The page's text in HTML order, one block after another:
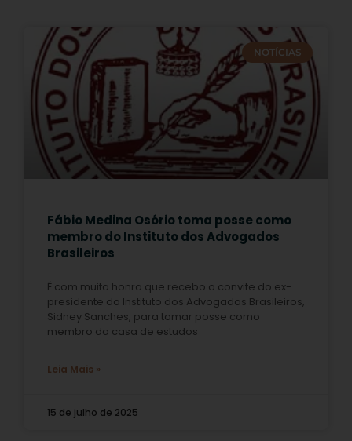
NOTÍCIAS
Fábio Medina Osório toma posse como
membro do Instituto dos Advogados
Brasileiros
É com muita honra que recebo o convite do ex-
presidente do Instituto dos Advogados Brasileiros,
Sidney Sanches, para tomar posse como
membro da casa de estudos
Leia Mais »
15 de julho de 2025